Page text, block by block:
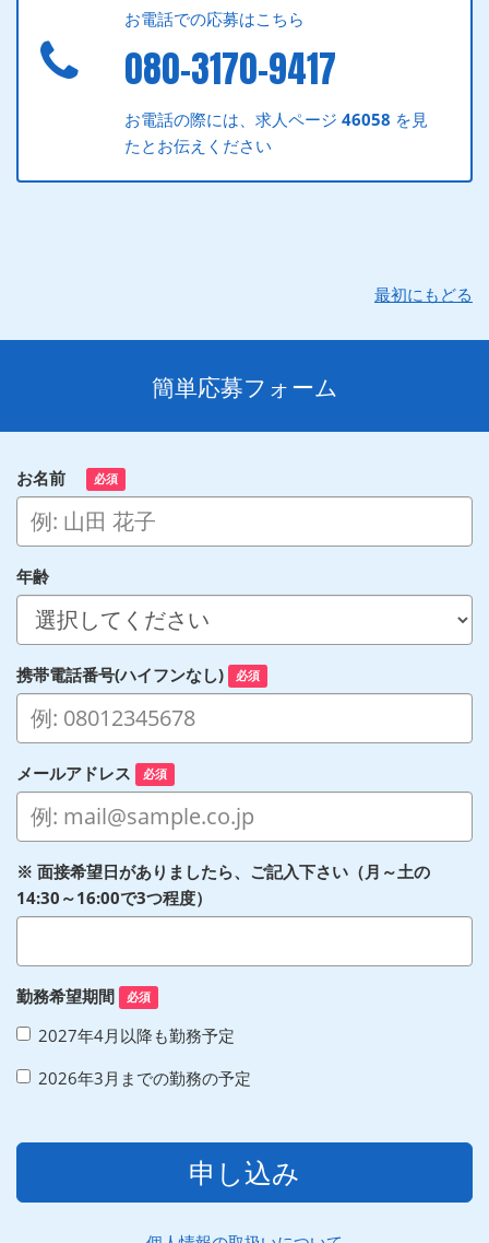
お電話での応募はこちら
080-3170-9417
お電話の際には、求人ページ46058 を見
たとお伝えください
最初にもどる
簡単応募フォーム
お名前 必須
年齢
携帯電話番号(ハイフンなし) 必須
メールアドレス 必須
※ 面接希望日がありましたら、ご記入下さい（月～土の
14:30～16:00で3つ程度）
勤務希望期間 必須
2027年4月以降も勤務予定
2026年3月までの勤務の予定
申し込み